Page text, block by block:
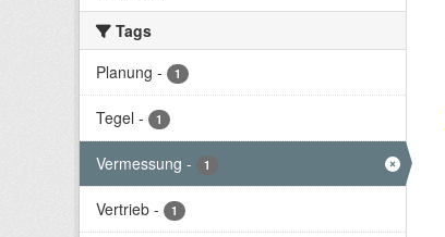
Tags
Planung - 1
Tegel - 1
Vermessung - 1
Vertrieb - 1